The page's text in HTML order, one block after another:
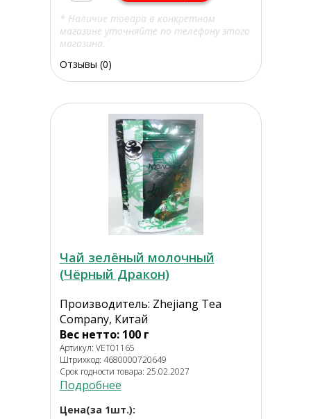
* Наличие товара в конкретном
магазине уточняйте по телефону этого
магазина.
Отзывы (0)
Чай зелёный молочный
(Чёрный Дракон)
Производитель: Zhejiang Tea
Company, Китай
Вес нетто: 100 г
Артикул: VET01165
Штрихкод: 4680000720649
Срок годности товара: 25.02.2027
Подробнее
Цена(за 1шт.):